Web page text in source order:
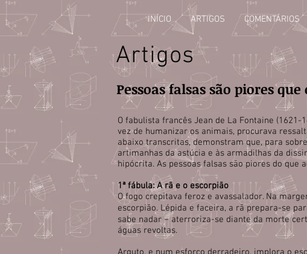
INÍCIO ARTIGOS COMENTÁRIOS
Artigos
Pessoas falsas são piores
O fabulista francês Jean de La Fontaine
vez de humanizar os animais, procurava
abaixo transcritas, demonstram que, para
artimanhas da astúcia e às armadilhas da
hipócrita. As pessoas falsas são piores do que
1ª fábula: A rã e o escorpião
O fogo crepitava feroz e avassalador. Na
escorpião. Lépida e faceira, a rã prepara-se
sabe nadar − aterroriza-se diante da morte
águas revoltas.